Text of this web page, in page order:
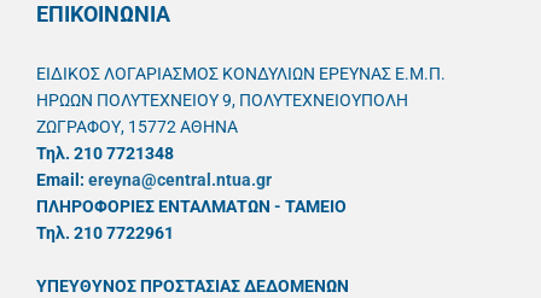
ΕΠΙΚΟΙΝΩΝΙΑ
ΕΙΔΙΚΟΣ ΛΟΓΑΡΙΑΣΜΟΣ ΚΟΝΔΥΛΙΩΝ ΕΡΕΥΝΑΣ Ε.Μ.Π.
ΗΡΩΩΝ ΠΟΛΥΤΕΧΝΕΙΟΥ 9, ΠΟΛΥΤΕΧΝΕΙΟΥΠΟΛΗ
ΖΩΓΡΑΦΟΥ, 15772 ΑΘΗΝΑ
Τηλ. 210 7721348
Email: ereyna@central.ntua.gr
ΠΛΗΡΟΦΟΡΙΕΣ ΕΝΤΑΛΜΑΤΩΝ - ΤΑΜΕΙΟ
Τηλ. 210 7722961
ΥΠΕΥΘYΝΟΣ ΠΡΟΣΤΑΣΙΑΣ ΔΕΔΟΜΕΝΩΝ